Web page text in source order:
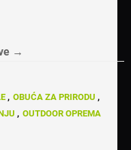
→
, OBUĆA ZA PRIRODU ,
, OUTDOOR OPREMA